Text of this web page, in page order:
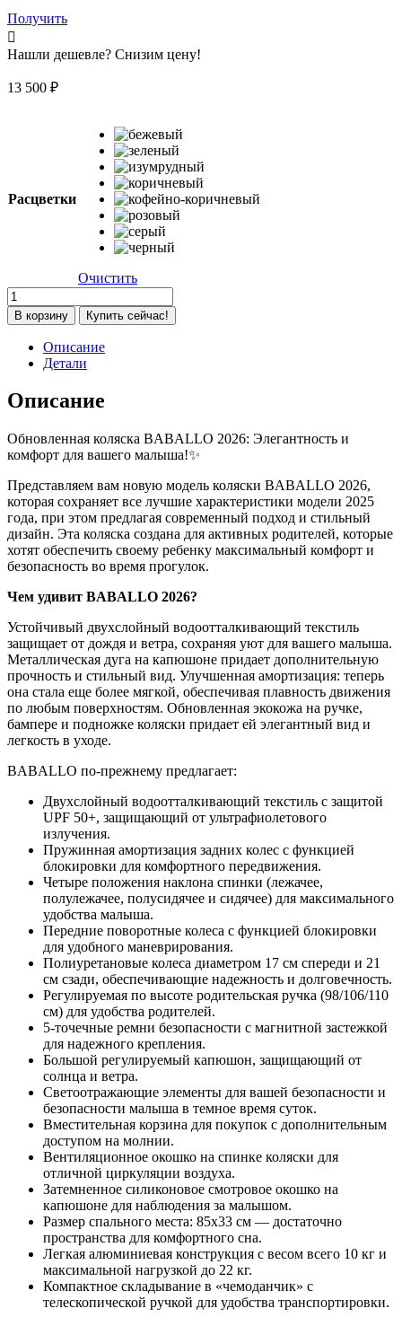
Получить
Нашли дешевле? Снизим цену!
13 500 ₽
Расцветки
Очистить
Количество
товара
Коляска
Baballo
Future
NEW
коричневый
рама)
В корзину Купить сейчас!
Описание
Детали
Описание
Обновленная коляска BABALLO 2026: Элегантность и
комфорт для вашего малыша!✨
Представляем вам новую модель коляски BABALLO 2026,
которая сохраняет все лучшие характеристики модели 2025
года, при этом предлагая современный подход и стильный
дизайн. Эта коляска создана для активных родителей, которые
хотят обеспечить своему ребенку максимальный комфорт и
безопасность во время прогулок.
Чем удивит BABALLO 2026?
Устойчивый двухслойный водоотталкивающий текстиль
защищает от дождя и ветра, сохраняя уют для вашего малыша.
Металлическая дуга на капюшоне придает дополнительную
прочность и стильный вид. Улучшенная амортизация: теперь
она стала еще более мягкой, обеспечивая плавность движения
по любым поверхностям. Обновленная экокожа на ручке,
бампере и подножке коляски придает ей элегантный вид и
легкость в уходе.
BABALLO по-прежнему предлагает:
Двухслойный водоотталкивающий текстиль с защитой
UPF 50+, защищающий от ультрафиолетового
излучения.
Пружинная амортизация задних колес с функцией
блокировки для комфортного передвижения.
Четыре положения наклона спинки (лежачее,
полулежачее, полусидячее и сидячее) для максимального
удобства малыша.
Передние поворотные колеса с функцией блокировки
для удобного маневрирования.
Полиуретановые колеса диаметром 17 см спереди и 21
см сзади, обеспечивающие надежность и долговечность.
Регулируемая по высоте родительская ручка (98/106/110
см) для удобства родителей.
5-точечные ремни безопасности с магнитной застежкой
для надежного крепления.
Большой регулируемый капюшон, защищающий от
солнца и ветра.
Светоотражающие элементы для вашей безопасности и
безопасности малыша в темное время суток.
Вместительная корзина для покупок с дополнительным
доступом на молнии.
Вентиляционное окошко на спинке коляски для
отличной циркуляции воздуха.
Затемненное силиконовое смотровое окошко на
капюшоне для наблюдения за малышом.
Размер спального места: 85х33 см — достаточно
пространства для комфортного сна.
Легкая алюминиевая конструкция с весом всего 10 кг и
максимальной нагрузкой до 22 кг.
Компактное складывание в «чемоданчик» с
телескопической ручкой для удобства транспортировки.